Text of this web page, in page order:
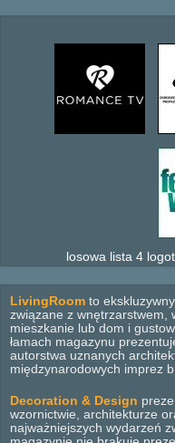
losowa lista 4
LivingRoom to
związane z wnętrzarstwem,
mieszkanie lub dom i
łamach magazynu
autorstwa uznanych
międzynarodowych imprez
Decoration & Design
wzornictwie, architekturze
najważniejszych wydarzeń